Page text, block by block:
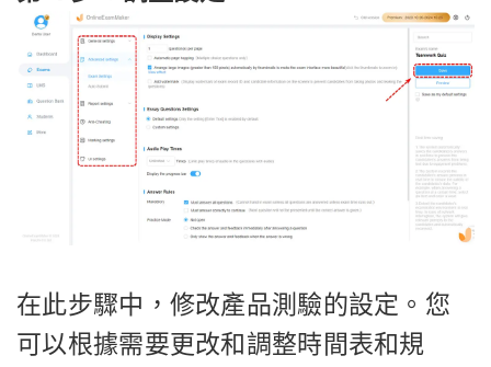
在此步驟中，修改產品測驗的設定。您
可以根據需要更改和調整時間表和規